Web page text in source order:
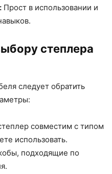
Прост в использовании и
степлера
следует обратить
совместим с типом
использовать.
подходящие по